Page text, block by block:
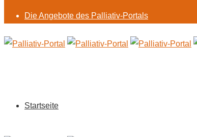
Die Angebote des Palliativ-Portals
Startseite